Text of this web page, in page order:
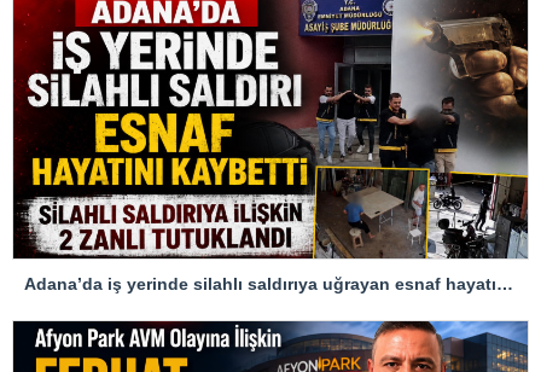
Adana’da iş yerinde silahlı saldırıya uğrayan esnaf hayatını kaybetti